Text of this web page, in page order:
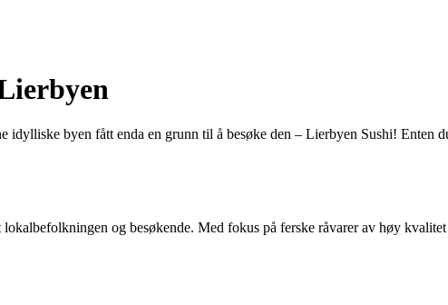
byen fått enda en grunn til å besøke den – Lierbyen Sushi! Enten
og besøkende. Med fokus på ferske råvarer av høy